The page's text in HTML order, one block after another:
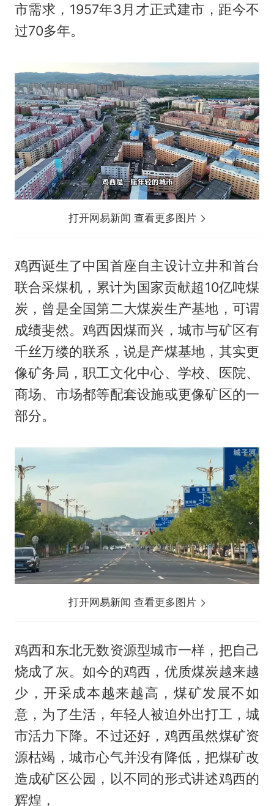
市需求，1957年3月才正式建市，距今不
过70多年。
打开网易新闻 查看更多图片
鸡西诞生了中国首座自主设计立井和首台
联合采煤机，累计为国家贡献超10亿吨煤
炭，曾是全国第二大煤炭生产基地，可谓
成绩斐然。鸡西因煤而兴，城市与矿区有
千丝万缕的联系，说是产煤基地，其实更
像矿务局，职工文化中心、学校、医院、
商场、市场都等配套设施或更像矿区的一
部分。
打开网易新闻 查看更多图片
鸡西和东北无数资源型城市一样，把自己
烧成了灰。如今的鸡西，优质煤炭越来越
少，开采成本越来越高，煤矿发展不如
意，为了生活，年轻人被迫外出打工，城
市活力下降。不过还好，鸡西虽然煤矿资
源枯竭，城市心气并没有降低，把煤矿改
造成矿区公园，以不同的形式讲述鸡西的
辉煌，